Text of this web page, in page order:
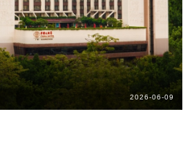
2026-06-09